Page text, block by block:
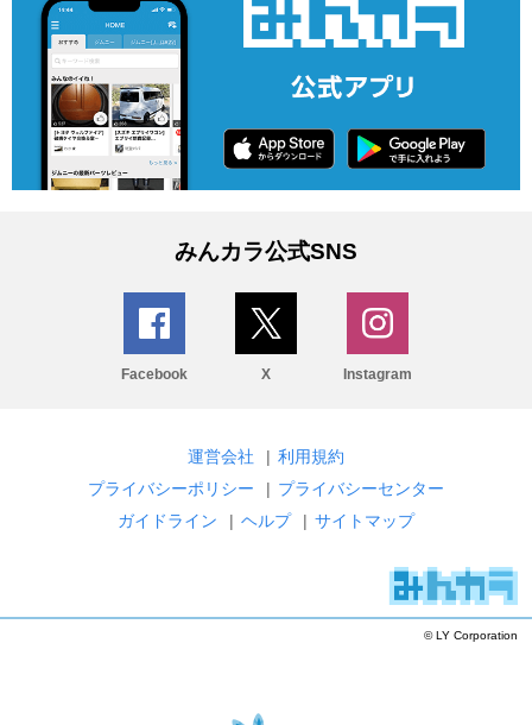
みんカラ公式SNS
Facebook X Instagram
運営会社 | 利用規約
プライバシーポリシー
| プライバシーセンター
ガイドライン
| ヘルプ | サイトマップ
© LY Corporation